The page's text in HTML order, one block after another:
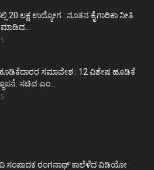
20 ಲಕ್ಷ ಉದ್ಯೋಗ : ನೂತನ ಕೈಗಾರಿಕಾ ನೀತಿ
ಸಮಾವೇಶ : 12 ವಿಶೇಷ ಹೂಡಿಕೆ
ಸಚಿವ ಎಂ...
ಸಂಪಾದಕ ರಂಗನಾಥ್ ಕಾಲೆಳೆದ ವಿಡಿಯೋ